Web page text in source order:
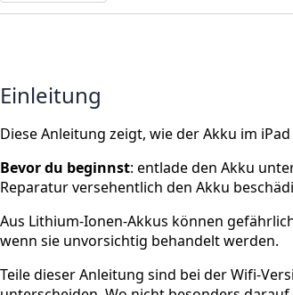
Einleitung
Diese Anleitung zeigt, wie der Akku im
Bevor du beginnst: entlade den Akku
Reparatur versehentlich den Akku
Aus Lithium-Ionen-Akkus können
wenn sie unvorsichtig behandelt werden.
Teile dieser Anleitung sind bei der Wifi-